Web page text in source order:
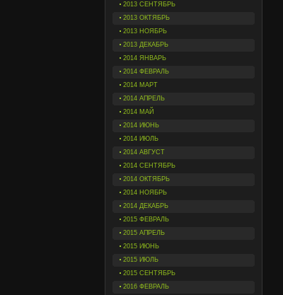
2013 СЕНТЯБРЬ
2013 ОКТЯБРЬ
2013 НОЯБРЬ
2013 ДЕКАБРЬ
2014 ЯНВАРЬ
2014 ФЕВРАЛЬ
2014 МАРТ
2014 АПРЕЛЬ
2014 МАЙ
2014 ИЮНЬ
2014 ИЮЛЬ
2014 АВГУСТ
2014 СЕНТЯБРЬ
2014 ОКТЯБРЬ
2014 НОЯБРЬ
2014 ДЕКАБРЬ
2015 ФЕВРАЛЬ
2015 АПРЕЛЬ
2015 ИЮНЬ
2015 ИЮЛЬ
2015 СЕНТЯБРЬ
2016 ФЕВРАЛЬ